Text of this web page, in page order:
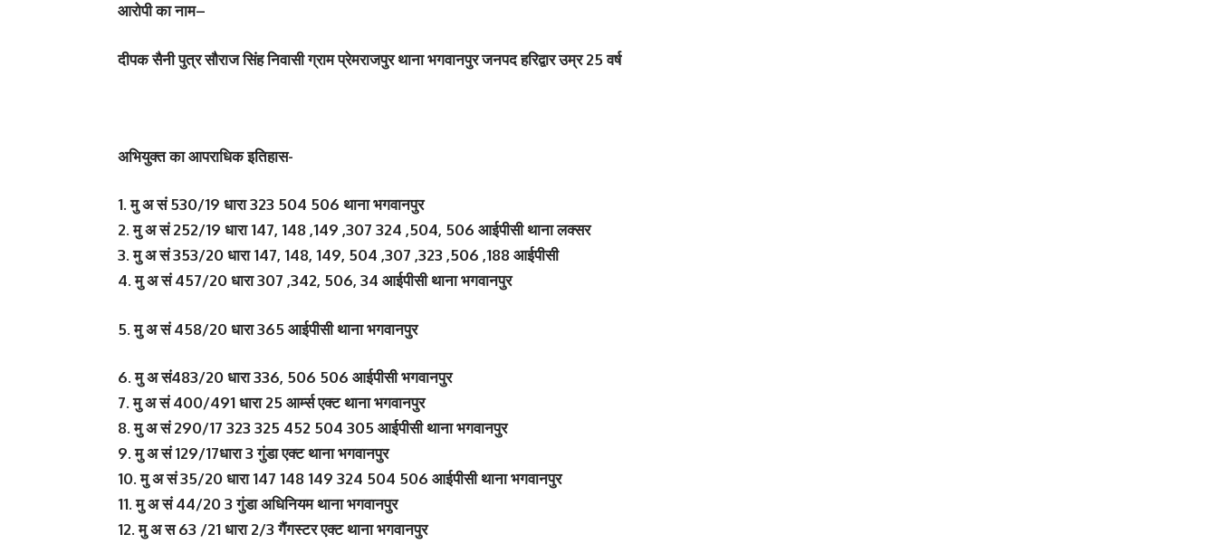
आरोपी का नाम–
दीपक सैनी पुत्र सौराज सिंह निवासी ग्राम प्रेमराजपुर थाना भगवानपुर जनपद हरिद्वार उम्र 25 वर्ष
अभियुक्त का आपराधिक इतिहास-
1. मु अ सं 530/19 धारा 323 504 506 थाना भगवानपुर
2. मु अ सं 252/19 धारा 147, 148 ,149 ,307 324 ,504, 506 आईपीसी थाना लक्सर
3. मु अ सं 353/20 धारा 147, 148, 149, 504 ,307 ,323 ,506 ,188 आईपीसी
4. मु अ सं 457/20 धारा 307 ,342, 506, 34 आईपीसी थाना भगवानपुर
5. मु अ सं 458/20 धारा 365 आईपीसी थाना भगवानपुर
6. मु अ सं483/20 धारा 336, 506 506 आईपीसी भगवानपुर
7. मु अ सं 400/491 धारा 25 आर्म्स एक्ट थाना भगवानपुर
8. मु अ सं 290/17 323 325 452 504 305 आईपीसी थाना भगवानपुर
9. मु अ सं 129/17धारा 3 गुंडा एक्ट थाना भगवानपुर
10. मु अ सं 35/20 धारा 147 148 149 324 504 506 आईपीसी थाना भगवानपुर
11. मु अ सं 44/20 3 गुंडा अधिनियम थाना भगवानपुर
12. मु अ स 63 /21 धारा 2/3 गैंगस्टर एक्ट थाना भगवानपुर